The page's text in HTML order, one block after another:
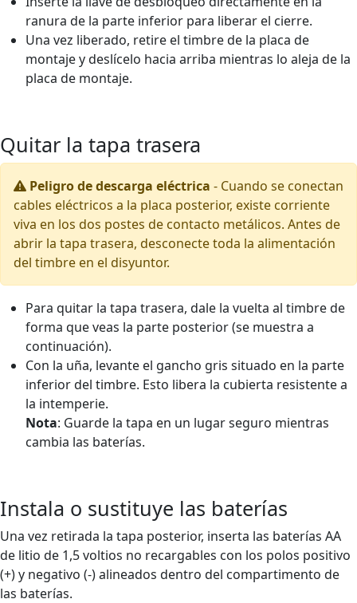
ranura de la parte inferior para liberar el cierre.
Una vez liberado, retire el timbre de la placa de
montaje y deslícelo hacia arriba mientras lo aleja de la
placa de montaje.
Quitar la tapa trasera
Peligro de descarga eléctrica - Cuando se conectan
cables eléctricos a la placa posterior, existe corriente
viva en los dos postes de contacto metálicos. Antes de
abrir la tapa trasera, desconecte toda la alimentación
del timbre en el disyuntor.
Para quitar la tapa trasera, dale la vuelta al timbre de
forma que veas la parte posterior (se muestra a
continuación).
Con la uña, levante el gancho gris situado en la parte
inferior del timbre. Esto libera la cubierta resistente a
la intemperie.
Nota: Guarde la tapa en un lugar seguro mientras
cambia las baterías.
Instala o sustituye las baterías
Una vez retirada la tapa posterior, inserta las baterías AA
de litio de 1,5 voltios no recargables con los polos positivo
(+) y negativo (-) alineados dentro del compartimento de
las baterías.